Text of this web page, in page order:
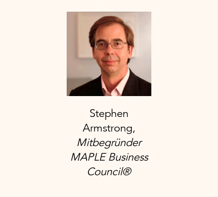
Stephen
Armstrong,
Mitbegründer
MAPLE Business
Council®